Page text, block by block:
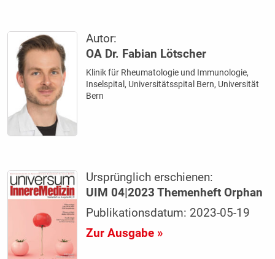
Autor:
OA Dr. Fabian Lötscher
Klinik für Rheumatologie und Immunologie,
Inselspital, Universitätsspital Bern, Universität
Bern
Ursprünglich erschienen:
UIM 04|2023 Themenheft Orphan
Publikationsdatum: 2023-05-19
Zur Ausgabe »